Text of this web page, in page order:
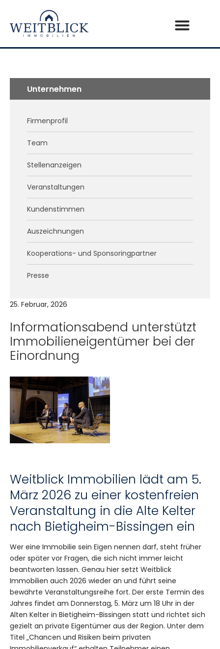
25. Februar, 2026
Informationsabend unterstützt
Immobilieneigentümer bei der
Einordnung
Weitblick Immobilien lädt am 5.
März 2026 zu einer kostenfreien
Veranstaltung in die Alte Kelter
nach Bietigheim-Bissingen ein
Wer eine Immobilie sein Eigen nennen darf, steht früher
oder später vor Fragen, die sich nicht immer leicht
beantworten lassen. Genau hier setzt Weitblick
Immobilien auch 2026 wieder an und führt seine
bewährte Veranstaltungsreihe fort. Der erste Termin des
Jahres findet am Donnerstag, 5. März um 18 Uhr in der
Alten Kelter in Bietigheim-Bissingen statt und richtet sich
gezielt an private Eigentümer aus der Region. Unter dem
Titel „Chancen und Risiken beim privaten
Unternehmen
Firmenprofil
Team
Stellenanzeigen
Veranstaltungen
Kundenstimmen
Auszeichnungen
Kooperations- und Sponsoringpartner
Presse